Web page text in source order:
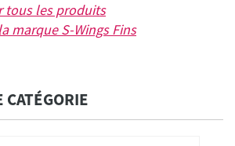
tous les produits
marqueS-Wings Fins
CATÉGORIE